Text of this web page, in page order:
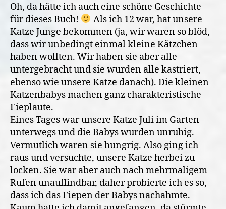
Oh, da hätte ich auch eine schöne Geschichte
für dieses Buch!
Als ich 12 war, hat unsere
Katze Junge bekommen (ja, wir waren so blöd,
dass wir unbedingt einmal kleine Kätzchen
haben wollten. Wir haben sie aber alle
untergebracht und sie wurden alle kastriert,
ebenso wie unsere Katze danach). Die kleinen
Katzenbabys machen ganz charakteristische
Fieplaute.
Eines Tages war unsere Katze Juli im Garten
unterwegs und die Babys wurden unruhig.
Vermutlich waren sie hungrig. Also ging ich
raus und versuchte, unsere Katze herbei zu
locken. Sie war aber auch nach mehrmaligem
Rufen unauffindbar, daher probierte ich es so,
dass ich das Fiepen der Babys nachahmte.